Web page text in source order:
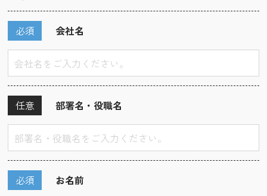
会社名
必須
部署名・役職名
任意
お名前
必須